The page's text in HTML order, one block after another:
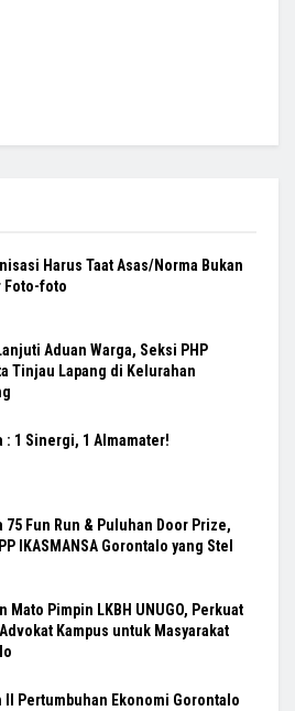
Harus Taat Asas/Norma Bukan
Foto-foto
Aduan Warga, Seksi PHP
Tinjau Lapang di Kelurahan
: 1 Sinergi, 1 Almamater!
75 Fun Run & Puluhan Door Prize,
IKASMANSA Gorontalo yang Stel
Mato Pimpin LKBH UNUGO, Perkuat
Kampus untuk Masyarakat
II Pertumbuhan Ekonomi Gorontalo